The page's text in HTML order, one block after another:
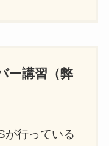
ー講習（弊
が行っている